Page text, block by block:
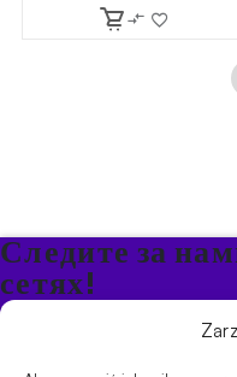
Следите за
сетях!
Будьте в курсе акций и